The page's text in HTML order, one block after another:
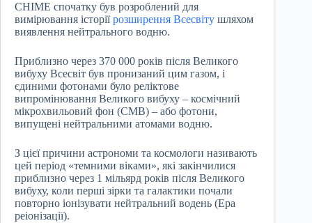
CHIME спочатку був розроблений для
вимірювання історіїрозширення Всесвіту шляхом
виявлення нейтрального водню.
Приблизно через 370 000 років після Великого
вибуху Всесвіт був пронизаний цим газом, і
єдиними фотонами було реліктове
випромінювання Великого вибуху – космічний
мікрохвильовий фон (CMB) – або фотони,
випущені нейтральними атомами водню.
З цієї причини астрономи та космологи називають
цей період «темними віками», які закінчилися
приблизно через 1 мільярд років після Великого
вибуху, коли перші зірки та галактики почали
повторно іонізувати нейтральний водень (Ера
реіонізації).